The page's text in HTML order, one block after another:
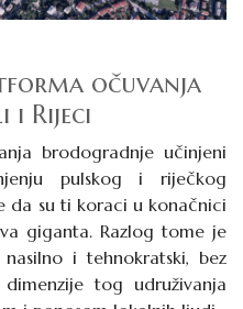
očuvanja
i Rijeci
brodogradnje učinjeni
pulskog i riječkog
da su ti koraci u konačnici
giganta. Razlog tome je
i tehnokratski, bez
tog udruživanja